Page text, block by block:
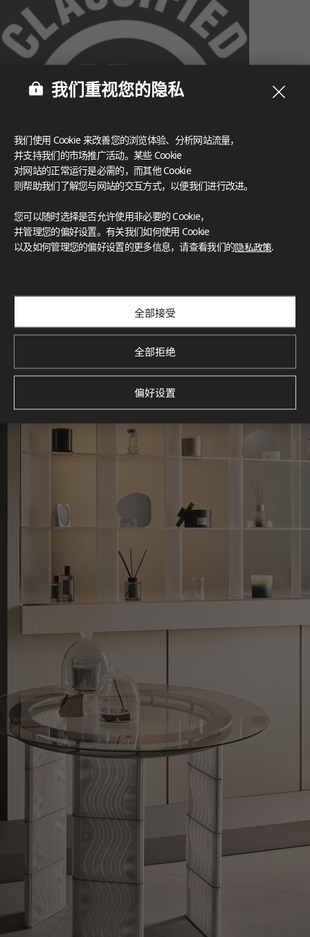
What These Certifications Mean
灵感画廊
我们重视您的隐私
我们使用 Cookie 来改善您的浏览体验、分析网站流量，
并支持我们的市场推广活动。某些 Cookie
对网站的正常运行是必需的，而其他 Cookie
则帮助我们了解您与网站的交互方式，以便我们进行改进。
您可以随时选择是否允许使用非必要的 Cookie，
并管理您的偏好设置。有关我们如何使用 Cookie
以及如何管理您的偏好设置的更多信息，请查看我们的隐私政策.
全部接受
全部拒绝
偏好设置